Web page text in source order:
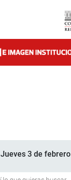
Jueves 3 de febrero